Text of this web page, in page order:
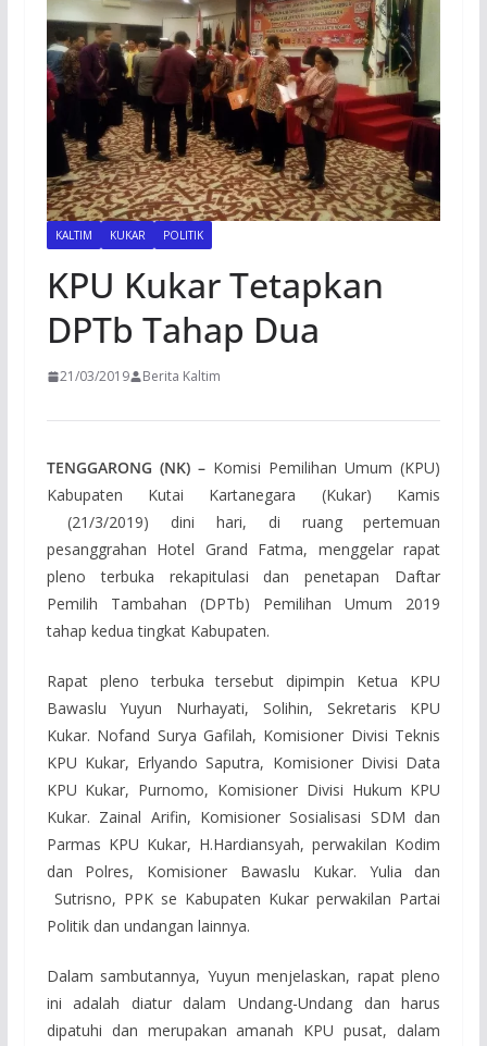
KALTIM KUKAR POLITIK
KPU Kukar Tetapkan
DPTb Tahap Dua
21/03/2019 Berita Kaltim
TENGGARONG (NK) –Komisi Pemilihan Umum (KPU)
Kabupaten Kutai Kartanegara (Kukar) Kamis
(21/3/2019) dini hari, di ruang pertemuan
pesanggrahan Hotel Grand Fatma, menggelar rapat
pleno terbuka rekapitulasi dan penetapan Daftar
Pemilih Tambahan (DPTb) Pemilihan Umum 2019
tahap kedua tingkat Kabupaten.
Rapat pleno terbuka tersebut dipimpin Ketua KPU
Bawaslu Yuyun Nurhayati, Solihin, Sekretaris KPU
Kukar. Nofand Surya Gafilah, Komisioner Divisi Teknis
KPU Kukar, Erlyando Saputra, Komisioner Divisi Data
KPU Kukar, Purnomo, Komisioner Divisi Hukum KPU
Kukar. Zainal Arifin, Komisioner Sosialisasi SDM dan
Parmas KPU Kukar, H.Hardiansyah, perwakilan Kodim
dan Polres, Komisioner Bawaslu Kukar. Yulia dan
Sutrisno, PPK se Kabupaten Kukar perwakilan Partai
Politik dan undangan lainnya.
Dalam sambutannya, Yuyun menjelaskan, rapat pleno
ini adalah diatur dalam Undang-Undang dan harus
dipatuhi dan merupakan amanah KPU pusat, dalam